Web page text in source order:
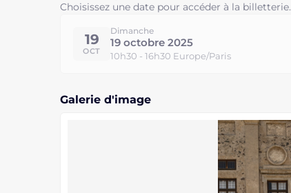
Choisissez une date pour accéder à la billetterie.
19
OCT
Dimanche
19 octobre 2025
10h30 - 16h30 Europe/Paris
Galerie d'image